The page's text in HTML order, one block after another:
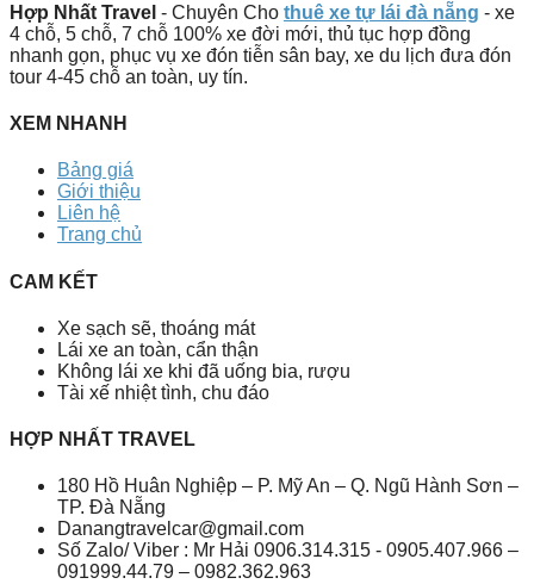
Hợp Nhất Travel - Chuyên Cho thuê xe tự lái đà nẵng - xe
4 chỗ, 5 chỗ, 7 chỗ 100% xe đời mới, thủ tục hợp đồng
nhanh gọn, phục vụ xe đón tiễn sân bay, xe du lịch đưa đón
tour 4-45 chỗ an toàn, uy tín.
XEM NHANH
Bảng giá
Giới thiệu
Liên hệ
Trang chủ
CAM KẾT
Xe sạch sẽ, thoáng mát
Lái xe an toàn, cẩn thận
Không lái xe khi đã uống bia, rượu
Tài xế nhiệt tình, chu đáo
HỢP NHẤT TRAVEL
180 Hồ Huân Nghiệp – P. Mỹ An – Q. Ngũ Hành Sơn –
TP. Đà Nẵng
Danangtravelcar@gmail.com
Số Zalo/ Viber : Mr Hải 0906.314.315 - 0905.407.966 –
091999.44.79 – 0982.362.963